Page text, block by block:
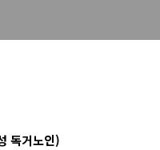
독거노인)